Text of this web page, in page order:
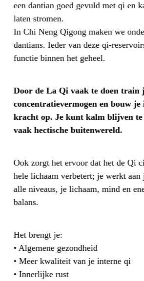
een dantian goed gevuld met qi en
laten stromen.
In Chi Neng Qigong maken we
dantians. Ieder van deze qi-
functie binnen het geheel.
Door de La Qi vaak te doen train
concentratievermogen en bouw
kracht op. Je kunt kalm blijven te
vaak hectische buitenwereld.
Ook zorgt het ervoor dat het de Qi
hele lichaam verbetert; je werkt aan
alle niveaus, je lichaam, mind en
balans.
Het brengt je:
• Algemene gezondheid
• Meer kwaliteit van je interne qi
• Innerlijke rust